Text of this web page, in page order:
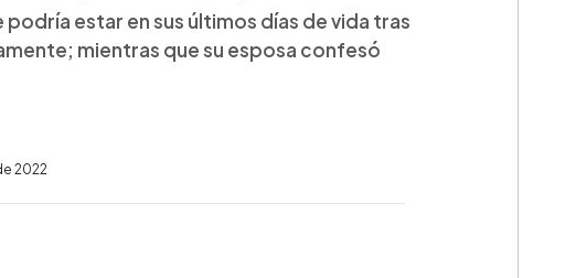
estar en sus últimos días de vida tras
mientras que su esposa confesó
2022